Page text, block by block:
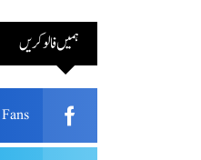
ہمیں فالو کریں
Fans